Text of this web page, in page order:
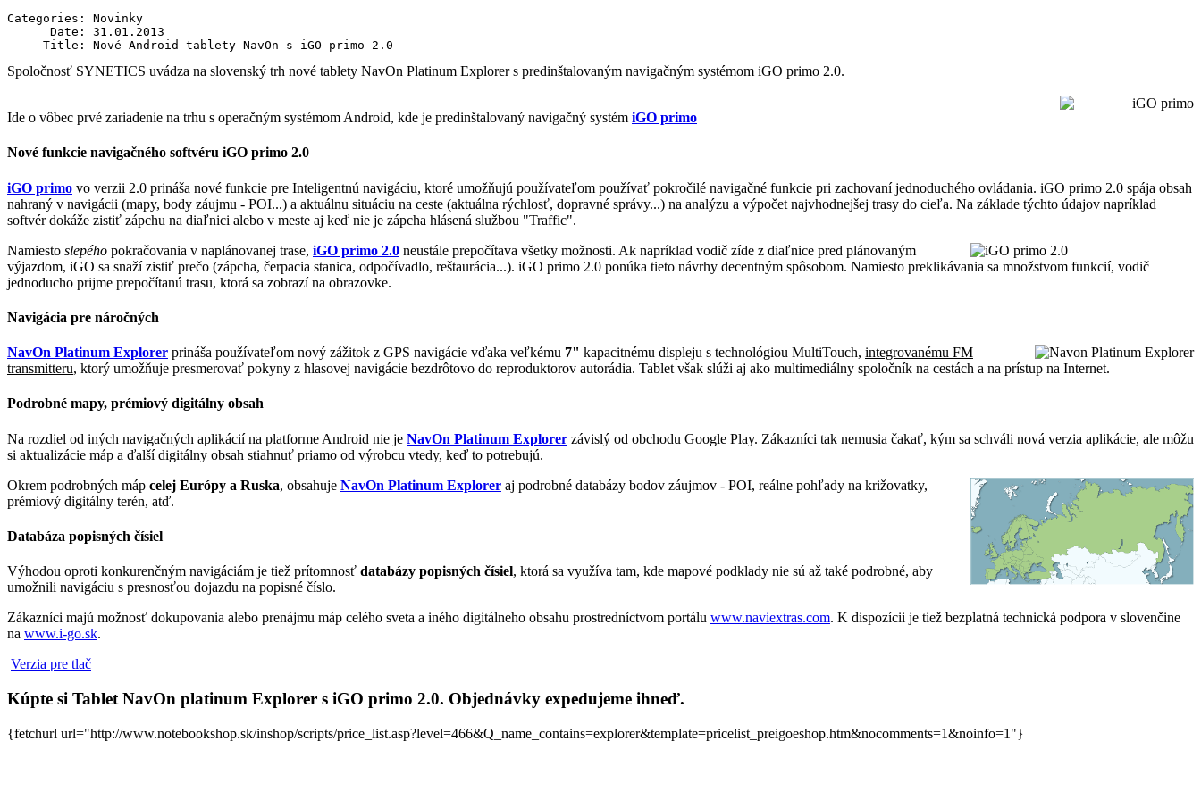
Categories: Novinky
      Date: 31.01.2013
Spoločnosť SYNETICS uvádza na slovenský trh nové tablety NavOn Platinum Explorer s predinštalovaným navigačným systémom iGO primo 2.0.
Ide o vôbec prvé zariadenie na trhu s operačným systémom Android, kde je predinštalovaný navigačný systém iGO primo
Nové funkcie navigačného softvéru iGO primo 2.0
iGO primo vo verzii 2.0 prináša nové funkcie pre Inteligentnú navigáciu, ktoré umožňujú používateľom používať pokročilé navigačné funkcie pri zachovaní jednoduchého ovládania. iGO primo 2.0 spája obsah
nahraný v navigácii (mapy, body záujmu - POI...) a aktuálnu situáciu na ceste (aktuálna rýchlosť, dopravné správy...) na analýzu a výpočet najvhodnejšej trasy do cieľa. Na základe týchto údajov napríklad
softvér dokáže zistiť zápchu na diaľnici alebo v meste aj keď nie je zápcha hlásená službou "Traffic".
Namiesto slepého pokračovania v naplánovanej trase, iGO primo 2.0 neustále prepočítava všetky možnosti. Ak napríklad vodič zíde z diaľnice pred plánovaným
výjazdom, iGO sa snaží zistiť prečo (zápcha, čerpacia stanica, odpočívadlo, reštaurácia...). iGO primo 2.0 ponúka tieto návrhy decentným spôsobom. Namiesto preklikávania sa množstvom funkcií, vodič
jednoducho prijme prepočítanú trasu, ktorá sa zobrazí na obrazovke.
Navigácia pre náročných
NavOn Platinum Explorer prináša používateľom nový zážitok z GPS navigácie vďaka veľkému 7" kapacitnému displeju s technológiou MultiTouch, integrovanému FM
transmitteru, ktorý umožňuje presmerovať pokyny z hlasovej navigácie bezdrôtovo do reproduktorov autorádia. Tablet však slúži aj ako multimediálny spoločník na cestách a na prístup na Internet.
Podrobné mapy, prémiový digitálny obsah
Na rozdiel od iných navigačných aplikácií na platforme Android nie je NavOn Platinum Explorer závislý od obchodu Google Play. Zákazníci tak nemusia čakať, kým sa schváli nová verzia aplikácie, ale môžu
si aktualizácie máp a ďalší digitálny obsah stiahnuť priamo od výrobcu vtedy, keď to potrebujú.
Okrem podrobných máp celej Európy a Ruska, obsahuje NavOn Platinum Explorer aj podrobné databázy bodov záujmov - POI, reálne pohľady na križovatky,
prémiový digitálny terén, atď.
Databáza popisných čísiel
Výhodou oproti konkurenčným navigáciám je tiež prítomnosť databázy popisných čísiel, ktorá sa využíva tam, kde mapové podklady nie sú až také podrobné, aby
umožnili navigáciu s presnosťou dojazdu na popisné číslo.
Zákazníci majú možnosť dokupovania alebo prenájmu máp celého sveta a iného digitálneho obsahu prostredníctvom portálu www.naviextras.com. K dispozícii je tiež bezplatná technická podpora v slovenčine
na www.i-go.sk.
Verzia pre tlač
Kúpte si Tablet NavOn platinum Explorer s iGO primo 2.0. Objednávky expedujeme ihneď.
{fetchurl url="http://www.notebookshop.sk/inshop/scripts/price_list.asp?level=466&Q_name_contains=explorer&template=pricelist_preigoeshop.htm&nocomments=1&noinfo=1"}